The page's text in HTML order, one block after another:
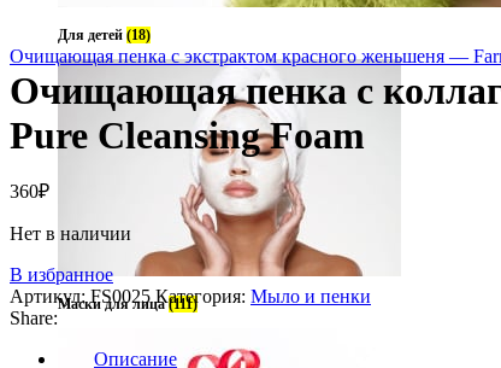
Для детей (18)
Маски для лица(111)
Очищающая пенка с экстрактом красного женьшеня —
Очищающая пенка с
Pure Cleansing Foam
360₽
Нет в наличии
В избранное
Артикул: FS0025 Категория: Мыло и пенки
Share:
Описание